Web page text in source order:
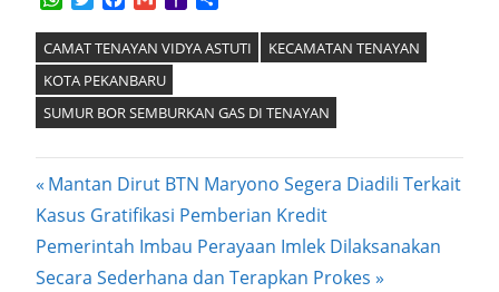
CAMAT TENAYAN VIDYA ASTUTI
KECAMATAN TENAYAN
KOTA PEKANBARU
SUMUR BOR SEMBURKAN GAS DI TENAYAN
Post
navigation
Previous
Post:
Mantan Dirut BTN Maryono Segera Diadili Terkait
Kasus Gratifikasi Pemberian Kredit
Next
Post:
Pemerintah Imbau Perayaan Imlek Dilaksanakan
Secara Sederhana dan Terapkan Prokes